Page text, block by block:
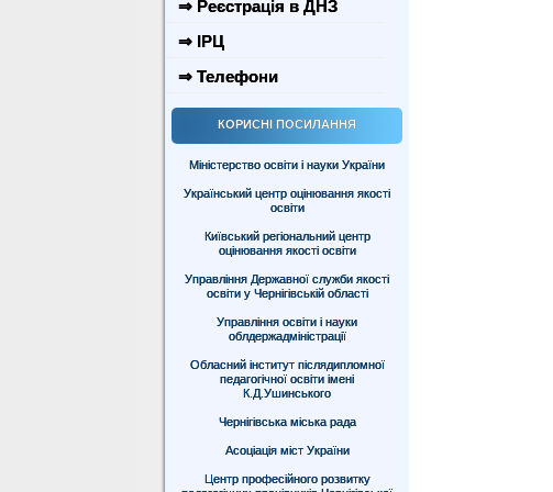
⇒ Реєстрація в ДНЗ
⇒ ІРЦ
⇒ Телефони
КОРИСНІ ПОСИЛАННЯ
Міністерство освіти і науки України
Український центр оцінювання якості
освіти
Київський регіональний центр
оцінювання якості освіти
Управління Державної служби якості
освіти у Чернігівській області
Управління освіти і науки
облдержадміністрації
Обласний інститут післядипломної
педагогічної освіти імені
К.Д.Ушинського
Чернігівська міська рада
Асоціація міст України
Центр професійного розвитку